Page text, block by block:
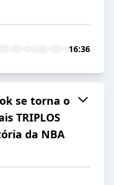
16:36
se torna o
TRIPLOS
da NBA